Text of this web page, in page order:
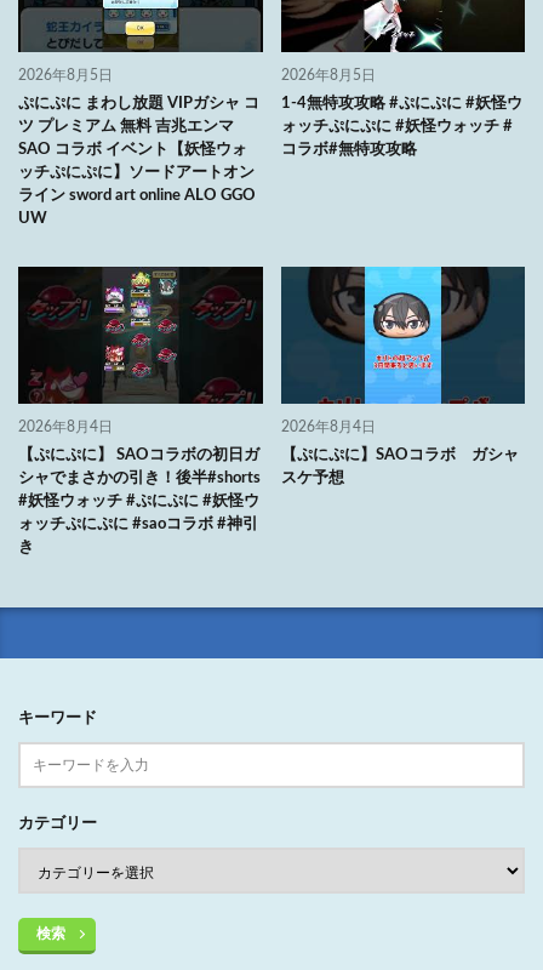
2026年8月5日
ぷにぷに まわし放題 VIPガシャ コ
ツ プレミアム 無料 吉兆エンマ
SAO コラボ イベント【妖怪ウォ
ッチぷにぷに】ソードアートオン
ライン sword art online ALO GGO
UW
2026年8月5日
1-4無特攻攻略 #ぷにぷに #妖怪ウ
ォッチぷにぷに #妖怪ウォッチ #
コラボ#無特攻攻略
2026年8月4日
【ぷにぷに】 SAOコラボの初日ガ
シャでまさかの引き！後半#shorts
#妖怪ウォッチ #ぷにぷに #妖怪ウ
ォッチぷにぷに #saoコラボ #神引
き
2026年8月4日
【ぷにぷに】SAOコラボ ガシャ
スケ予想
キーワード
カテゴリー
検索